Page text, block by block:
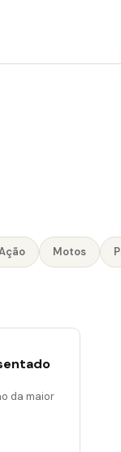
Motos
da maior